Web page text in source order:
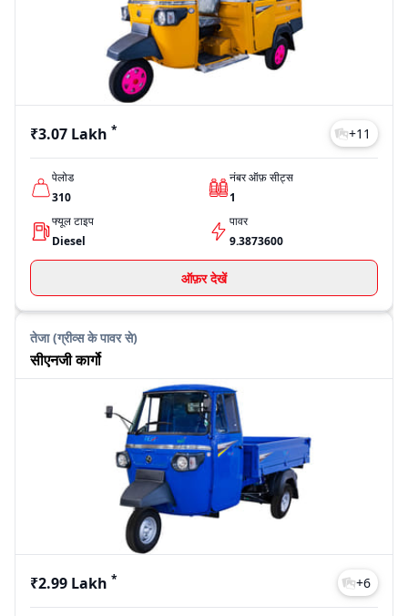
₹3.07 Lakh * +11
पेलोड
310
नंबर ऑफ़ सीट्स
1
फ्यूल टाइप
Diesel
पावर
9.3873600
ऑफ़र देखें
तेजा (ग्रीव्स के पावर से)
सीएनजी कार्गो
₹2.99 Lakh * +6